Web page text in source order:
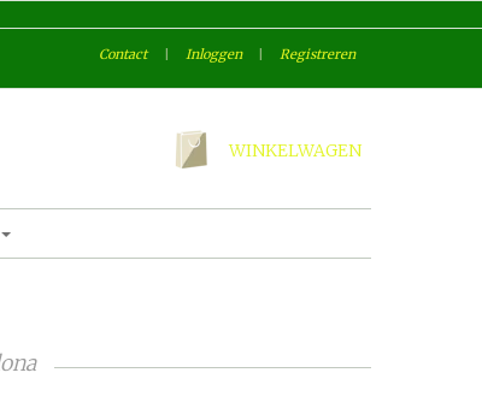
Contact Inloggen Registreren
WINKELWAGEN